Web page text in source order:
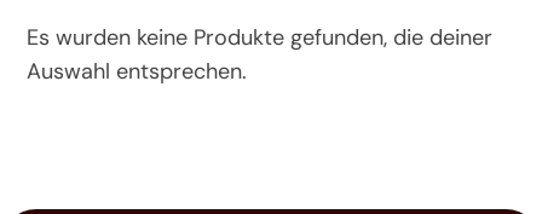
Es wurden keine Produkte gefunden, die deiner
Auswahl entsprechen.